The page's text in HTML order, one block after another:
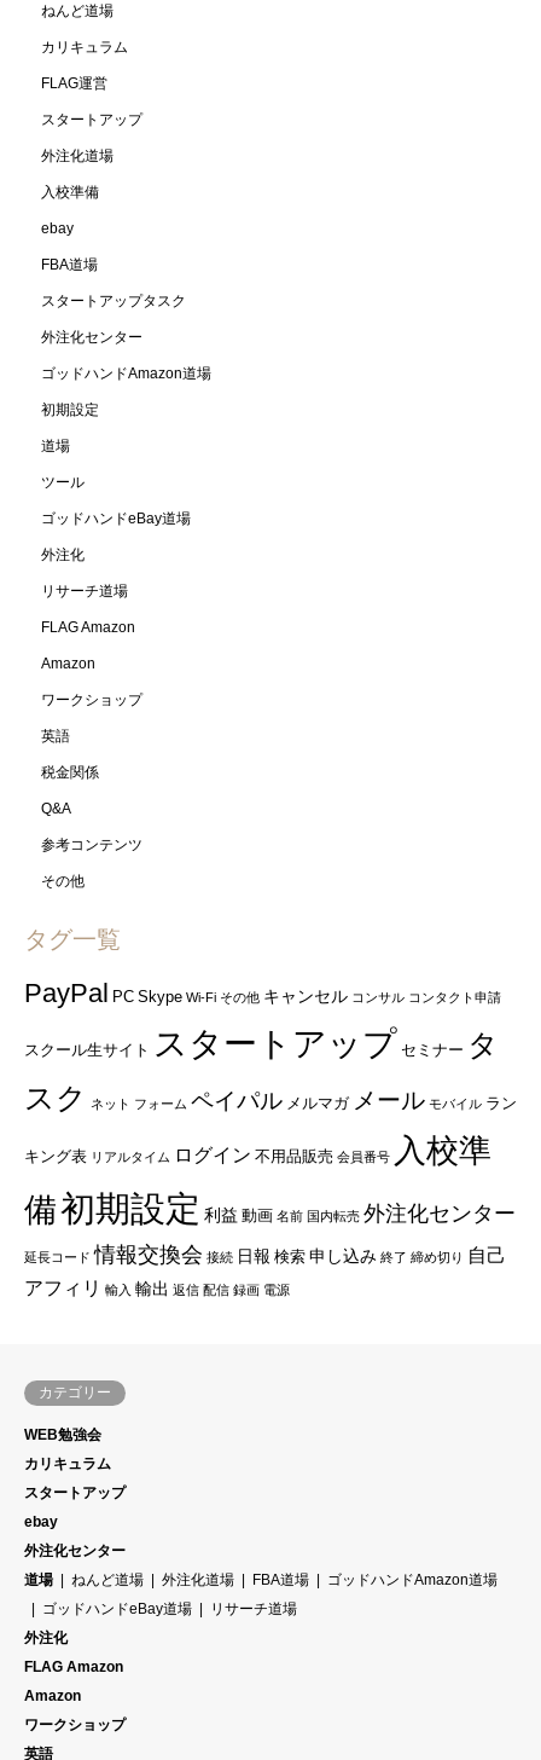
ねんど道場
カリキュラム
FLAG運営
スタートアップ
外注化道場
入校準備
ebay
FBA道場
スタートアップタスク
外注化センター
ゴッドハンドAmazon道場
初期設定
道場
ツール
ゴッドハンドeBay道場
外注化
リサーチ道場
FLAG Amazon
Amazon
ワークショップ
英語
税金関係
Q&A
参考コンテンツ
その他
タグ一覧
PayPal PC Skype Wi-Fi その他 キャンセル コンサル コンタクト申請
スクール生サイト スタートアップ セミナー タ
スク
ネット フォーム ペイパル メルマガ メール モバイル ラン
キング表 リアルタイム ログイン 不用品販売 会員番号
入校準
備初期設定 利益 動画 名前 国内転売 外注化センター
延長コード 情報交換会 接続 日報 検索 申し込み 終了 締め切り 自己
アフィリ 輸入 輸出 返信 配信 録画 電源
カテゴリー
WEB勉強会
カリキュラム
スタートアップ
ebay
外注化センター
道場
ねんど道場 外注化道場 FBA道場
ゴッドハンドAmazon道場
ゴッドハンドeBay道場
リサーチ道場
外注化
FLAG Amazon
Amazon
ワークショップ
英語